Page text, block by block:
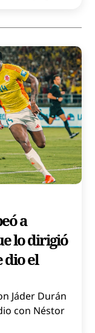
a
lo dirigió
dio el
Jáder Durán
con Néstor